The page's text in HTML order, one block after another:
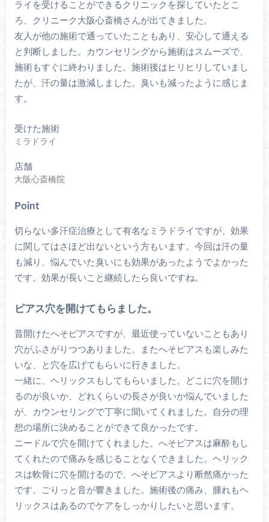
ライを受けることができるクリニックを探していたとこ
ろ、クリニーク大阪心斎橋さんが出てきました。
友人が他の施術で通っていたこともあり、安心して通える
と判断しました。カウンセリングから施術はスムーズで、
施術もすぐに終わりました。施術後はヒリヒリしていまし
たが、汗の量は激減しました。臭いも減ったように感じま
す。
受けた施術
ミラドライ
店舗
大阪心斎橋院
Point
切らない多汗症治療として有名なミラドライですが、効果
に関してはさほど出ないという方もいます。今回は汗の量
も減り、悩んでいた臭いにも効果があったようでよかった
です。効果が長いこと継続したら良いですね。
ピアス穴を開けてもらました。
昔開けたへそピアスですが、最近使っていないこともあり
穴がふさがりつつありました。またへそピアスも楽しみた
いな、と穴を広げてもらいに行きました。
一緒に、ヘリックスもしてもらいました。どこに穴を開け
るのが良いか、どれくらいの長さが良いか悩んでいました
が、カウンセリングで丁寧に聞いてくれました。自分の理
想の場所に決めることができて良かったです。
ニードルで穴を開けてくれました。へそピアスは麻酔もし
てくれたので痛みを感じることなくできました。ヘリック
スは軟骨に穴を開けるので、へそピアスより断然痛かった
です。ごりっと音が響きました。施術後の痛み、腫れもヘ
リックスはあるのでケアをしっかりしたいと思います。